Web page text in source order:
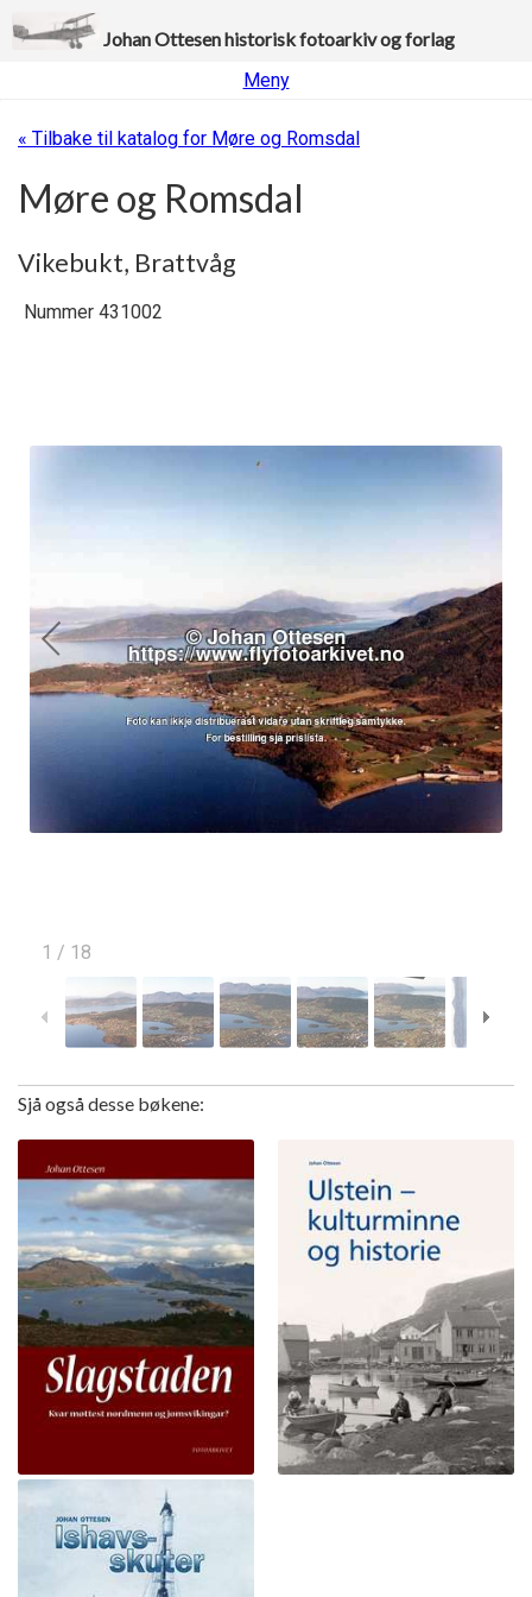
Johan Ottesen historisk fotoarkiv og forlag
Meny
« Tilbake til katalog for Møre og Romsdal
Møre og Romsdal
Vikebukt, Brattvåg
1 / 18
Nummer 431002
Sjå også desse bøkene: